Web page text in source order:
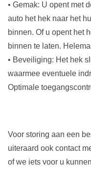
• Gemak: U opent met
auto het hek naar het
binnen. Of u opent het
binnen te laten.
• Beveiliging: Het hek
waarmee eventuele
Optimale
Voor storing aan een
uiteraard ook contact
of we iets voor u